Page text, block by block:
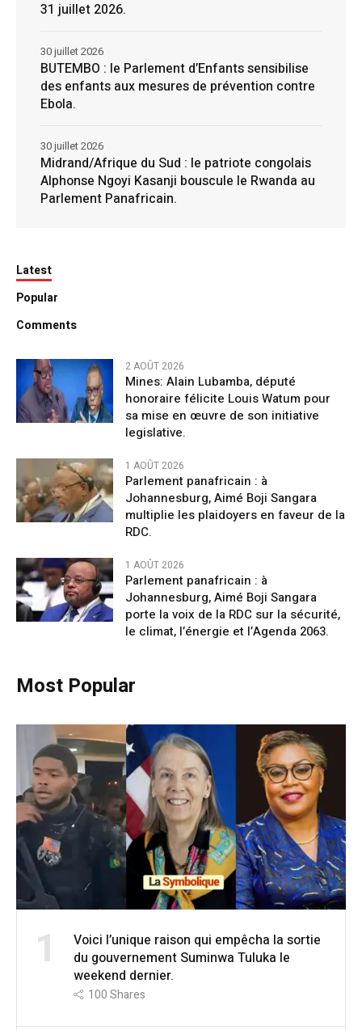
31 juillet 2026.
BUTEMBO : le Parlement d’Enfants sensibilise
des enfants aux mesures de prévention contre
Ebola.
30 juillet 2026
Midrand/Afrique du Sud : le patriote congolais
Alphonse Ngoyi Kasanji bouscule le Rwanda au
Parlement Panafricain.
30 juillet 2026
Latest
Popular
Comments
2 AOÛT 2026
Mines: Alain Lubamba, député
honoraire félicite Louis Watum pour
sa mise en œuvre de son initiative
legislative.
1 AOÛT 2026
Parlement panafricain : à
Johannesburg, Aimé Boji Sangara
multiplie les plaidoyers en faveur de la
RDC.
1 AOÛT 2026
Parlement panafricain : à
Johannesburg, Aimé Boji Sangara
porte la voix de la RDC sur la sécurité,
le climat, l’énergie et l’Agenda 2063.
Most Popular
1
Voici l’unique raison qui empêcha la sortie
du gouvernement Suminwa Tuluka le
weekend dernier.
100Shares